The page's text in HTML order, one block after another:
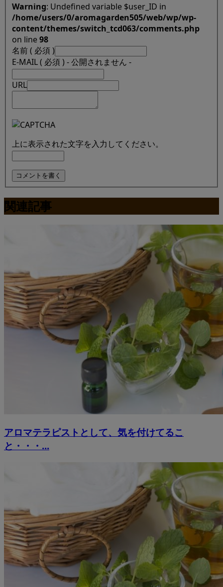
Warning : Undefined variable $user_ID in
/home/users/0/aromagarden505/web/wp/wp-
content/themes/switch_tcd063/comments.php
on line98
名前 ( 必須 )
E-MAIL ( 必須 ) - 公開されません -
URL
上に表示された文字を入力してください。
関連記事
アロマテラピストとして、気を付けてるこ
と・・・...